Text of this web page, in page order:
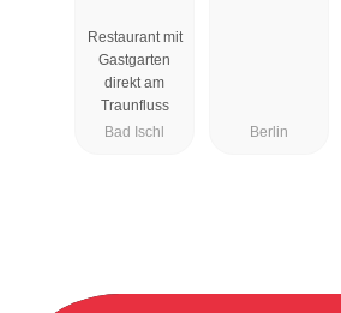
Zauner
Esplanade
Restaurant mit
Gastgarten
direkt am
Traunfluss
Bad Ischl
Berlin